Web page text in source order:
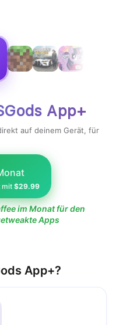
gefunden.
App+
auf deinem Gerät, für
mit $29.99
im Monat für den
Apps
App+?